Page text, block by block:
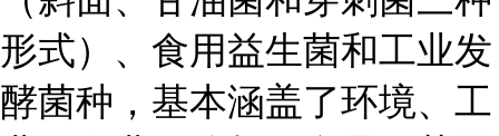
形式）、食用益生菌和工业发
酵菌种，基本涵盖了环境、工